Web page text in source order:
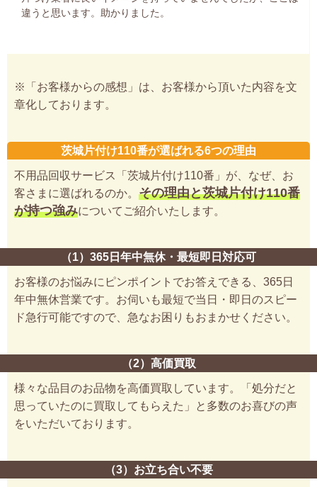
違うと思います。助かりました。
※「お客様からの感想」は、お客様から頂いた内容を文
章化しております。
茨城片付け110番が選ばれる6つの理由
不用品回収サービス「茨城片付け110番」が、なぜ、お
客さまに選ばれるのか。 その理由と茨城片付け110番
が持つ強みについてご紹介いたします。
（1）365日年中無休・最短即日対応可
お客様のお悩みにピンポイントでお答えできる、365日
年中無休営業です。お伺いも最短で当日・即日のスピー
ド急行可能ですので、急なお困りもおまかせください。
（2）高価買取
様々な品目のお品物を高価買取しています。「処分だと
思っていたのに買取してもらえた」と多数のお喜びの声
をいただいております。
（3）お立ち合い不要